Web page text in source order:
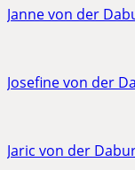
Janne von der
Josefine von der
Jaric von der